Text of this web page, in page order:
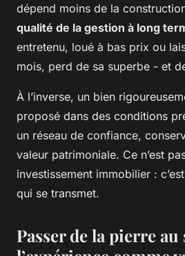
dépend moins de la
qualité de la gestion à long
entretenu, loué à bas prix ou
mois, perd de sa superbe - et
À l’inverse, un bien
proposé dans des conditions
un réseau de confiance,
valeur patrimoniale. Ce n’est
investissement immobilier :
qui se transmet.
Passer de la pierre au